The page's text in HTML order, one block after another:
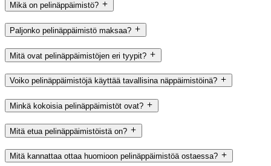
Mikä on pelinäppäimistö?
Paljonko pelinäppäimistö maksaa?
Mitä ovat pelinäppäimistöjen eri tyypit?
Voiko pelinäppäimistöjä käyttää tavallisina näppäimistöinä?
Minkä kokoisia pelinäppäimistöt ovat?
Mitä etua pelinäppäimistöistä on?
Mitä kannattaa ottaa huomioon pelinäppäimistöä ostaessa?